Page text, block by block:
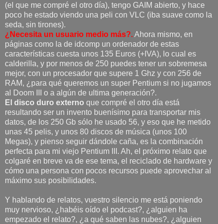
(el que me compré el otro día), tengo GAIM abierto, y hace
poco he estado viendo una peli con VLC (iba suave como la
seda, sin tirones).
¿Necesita un usuario medio más?.Ahora mismo, en
páginas como la de idcomp un ordenador de estas
características cuesta unos 135 Euros (+IVA), lo cual es
calderilla, y por menos de 250 puedes tener un sobremesa
mejor, con un procesador que supere 1 Ghz y con 256 de
RAM, ¿para qué queremos un super Pentium si no jugamos
al Doom III o a algún de ultima generación?.
El disco duro externo que compré el otro día está
resultando ser un invento buenísimo para transportar mis
datos, de los 250 Gb sólo he usado 56, y eso que he metido
unas 45 pelis, y unos 80 discos de música (unos 100
Megas), y pienso seguir dándole caña, es la combinación
perfecta para mi viejo Pentium III. Ah, el próximo relato que
colgaré en breve va de ese tema, el reciclado de hardware y
cómo una persona con pocos recursos puede aprovechar al
máximo sus posibilidades.
Y hablando de relatos, vuestro silencio me está poniendo
muy nervioso, ¿habéis oído el podcast?, ¿alguien ha
empezado el relato?, ¿a qué saben las nubes?, ¿alguien